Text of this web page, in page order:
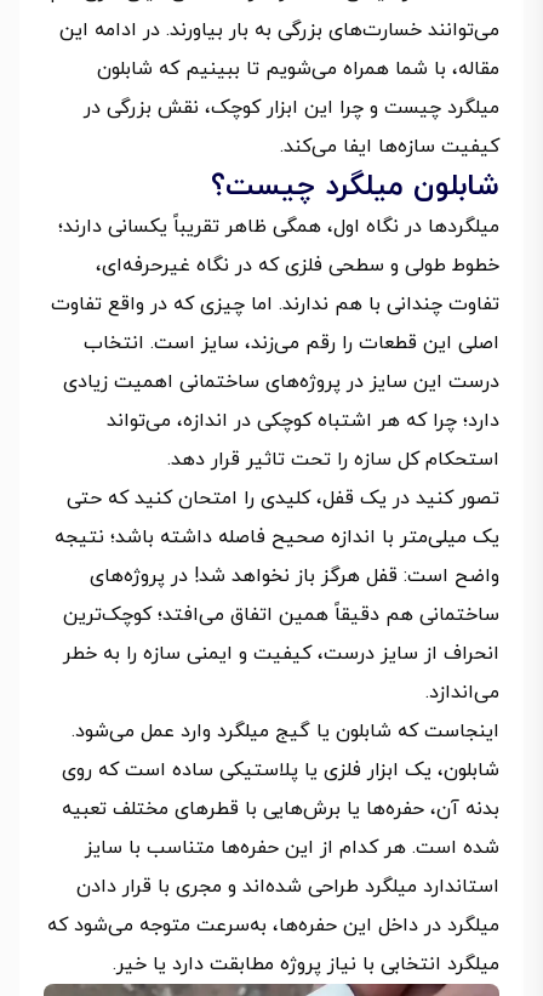
می‌توانند خسارت‌های بزرگی به بار بیاورند. در ادامه این
مقاله، با شما همراه می‌شویم تا ببینیم که شابلون
میلگرد چیست و چرا این ابزار کوچک، نقش بزرگی در
کیفیت سازه‌ها ایفا می‌کند.
شابلون میلگرد چیست؟
میلگردها در نگاه اول، همگی ظاهر تقریباً یکسانی دارند؛
خطوط طولی و سطحی فلزی که در نگاه غیرحرفه‌ای،
تفاوت چندانی با هم ندارند. اما چیزی که در واقع تفاوت
اصلی این قطعات را رقم می‌زند، سایز است. انتخاب
درست این سایز در پروژه‌های ساختمانی اهمیت زیادی
دارد؛ چرا که هر اشتباه کوچکی در اندازه، می‌تواند
استحکام کل سازه را تحت تاثیر قرار دهد.
تصور کنید در یک قفل، کلیدی را امتحان کنید که حتی
یک میلی‌متر با اندازه صحیح فاصله داشته باشد؛ نتیجه
واضح است: قفل هرگز باز نخواهد شد! در پروژه‌های
ساختمانی هم دقیقاً همین اتفاق می‌افتد؛ کوچک‌ترین
انحراف از سایز درست، کیفیت و ایمنی سازه را به خطر
می‌اندازد.
اینجاست که شابلون یا گیج میلگرد وارد عمل می‌شود.
شابلون، یک ابزار فلزی یا پلاستیکی ساده است که روی
بدنه آن، حفره‌ها یا برش‌هایی با قطرهای مختلف تعبیه
شده است. هر کدام از این حفره‌ها متناسب با سایز
استاندارد میلگرد طراحی شده‌اند و مجری با قرار دادن
میلگرد در داخل این حفره‌ها، به‌سرعت متوجه می‌شود که
میلگرد انتخابی با نیاز پروژه مطابقت دارد یا خیر.